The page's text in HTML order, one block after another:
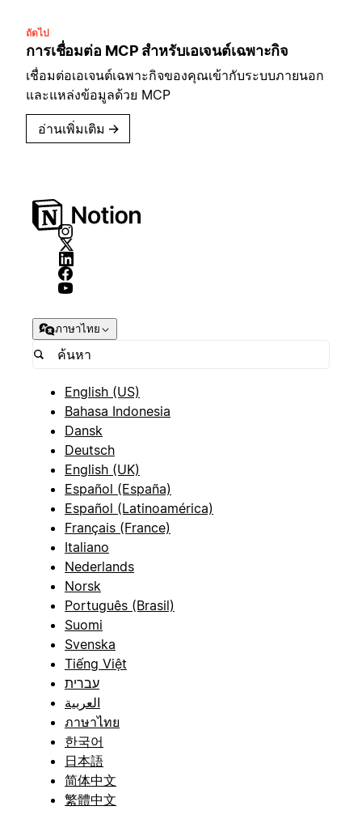
ถัดไป
การเชื่อมต่อ MCP สำหรับเอเจนต์เฉพาะกิจ
เชื่อมต่อเอเจนต์เฉพาะกิจของคุณเข้ากับระบบภายนอก
และแหล่งข้อมูลด้วย MCP
อ่านเพิ่มเติม →
ภาษาไทย
English (US)
Bahasa Indonesia
Dansk
Deutsch
English (UK)
Español (España)
Español (Latinoamérica)
Français (France)
Italiano
Nederlands
Norsk
Português (Brasil)
Suomi
Svenska
Tiếng Việt
עברית
العربية
ภาษาไทย
한국어
日本語
简体中文
繁體中文